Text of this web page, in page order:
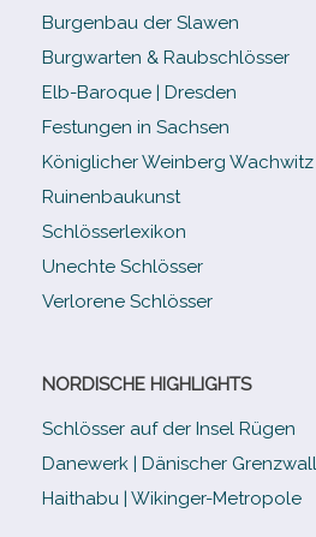
Burgenbau der Slawen
Burgwarten & Raubschlösser
Elb-​Baroque | Dresden
Festungen in Sachsen
Königlicher Weinberg Wachwitz
Ruinenbaukunst
Schlösserlexikon
Unechte Schlösser
Verlorene Schlösser
NORDISCHE HIGHLIGHTS
Schlösser auf der Insel Rügen
Danewerk | Dänischer Grenzwall
Haithabu | Wikinger-Metropole